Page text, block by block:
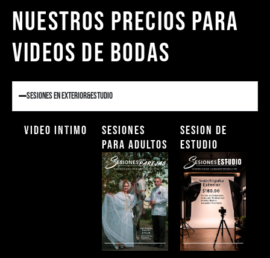
NUESTROS PRECIOS PARA
VIDEOS DE BODAS
Sesiones en Exterior&Estudio
Video Intimo
Sesiones
para Adultos
Sesion de
Estudio